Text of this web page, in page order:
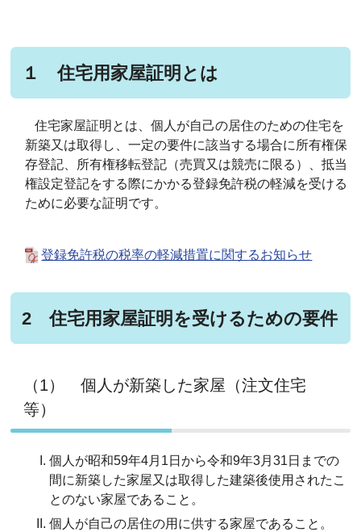
１ 住宅用家屋証明とは
住宅家屋証明とは、個人が自己の居住のための住宅を
新築又は取得し、一定の要件に該当する場合に所有権保
存登記、所有権移転登記（売買又は競売に限る）、抵当
権設定登記をする際にかかる登録免許税の軽減を受ける
ために必要な証明です。
登録免許税の税率の軽減措置に関するお知らせ
2 住宅用家屋証明を受けるための要件
（1） 個人が新築した家屋（注文住宅
等）
個人が昭和59年4月1日から令和9年3月31日までの
間に新築した家屋又は取得した建築後使用されたこ
とのない家屋であること。
個人が自己の居住の用に供する家屋であること。